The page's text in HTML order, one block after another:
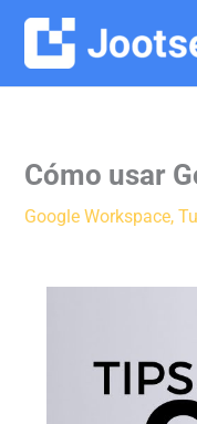
contenido
Cómo usar
Google Workspace,